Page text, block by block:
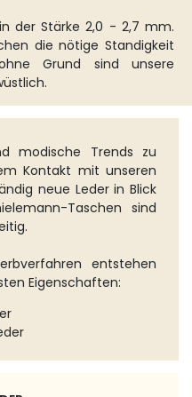
der Stärke 2,0 - 2,7 mm.
die nötige Standigkeit
Grund sind unsere
modische Trends zu
Kontakt mit unseren
neue Leder in Blick
Taschen sind
entstehen
Eigenschaften: